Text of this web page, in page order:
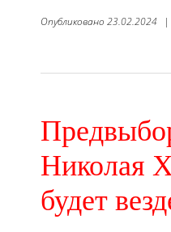
Опубликовано 23.02.2024 |
Николая
будет